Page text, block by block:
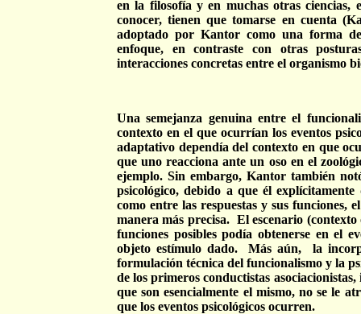
en la filosofía y en muchas otras ciencias,
conocer, tienen que tomarse en cuenta
adoptado por Kantor como una forma
enfoque, en contraste con otras
interacciones concretas entre el organismo
Una semejanza genuina entre el
contexto en el que ocurrían los eventos
adaptativo dependía del contexto en que
que uno reacciona ante un oso en el
ejemplo. Sin embargo, Kantor también
psicológico, debido a que él
como entre las respuestas y sus funciones,
manera más precisa. El escenario
funciones posibles podía obtenerse en el
objeto estímulo dado.
Más aún,
la
formulación técnica del funcionalismo y la
de los primeros conductistas
que son esencialmente el mismo, no se le
que los eventos psicológicos ocurren.